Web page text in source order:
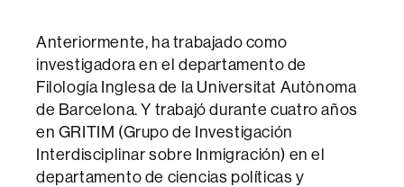
Anteriormente, ha trabajado como
investigadora en el departamento de
Filología Inglesa de la Universitat Autònoma
de Barcelona. Y trabajó durante cuatro años
en GRITIM (Grupo de Investigación
Interdisciplinar sobre Inmigración) en el
departamento de ciencias políticas y